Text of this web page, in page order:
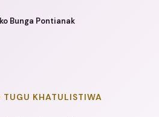
Bunga Pontianak
TUGU KHATULISTIWA